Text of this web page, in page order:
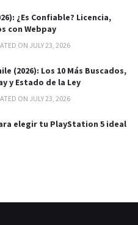
¿Es Confiable? Licencia,
con Webpay
ON JULY 23, 2026
(2026): Los 10 Más Buscados,
y Estado de la Ley
ON JULY 23, 2026
elegir tu PlayStation 5 ideal